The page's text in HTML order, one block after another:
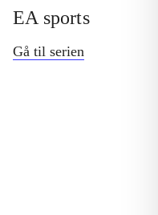
EA sports
Gå til serien